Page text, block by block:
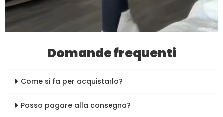
Domande frequenti
Come si fa per acquistarlo?
Posso pagare alla consegna?